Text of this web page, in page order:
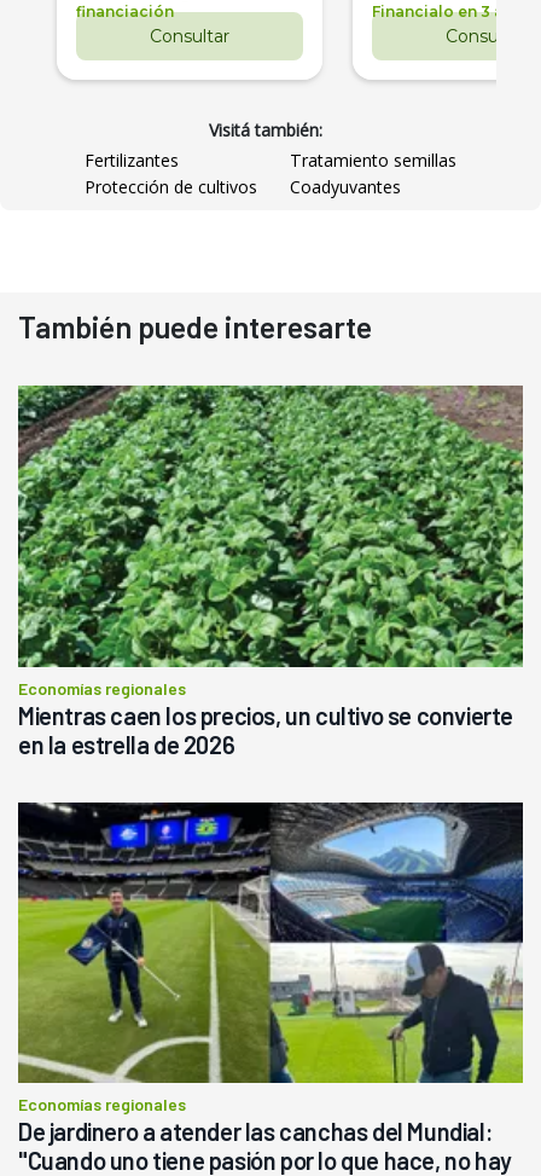
financiación
Consultar
Financialo en 3 años
Consultar
Visitá también:
Fertilizantes
Tratamiento semillas
Protección de cultivos
Coadyuvantes
También puede interesarte
Economías regionales
Mientras caen los precios, un cultivo se convierte
en la estrella de 2026
Economías regionales
De jardinero a atender las canchas del Mundial:
"Cuando uno tiene pasión por lo que hace, no hay